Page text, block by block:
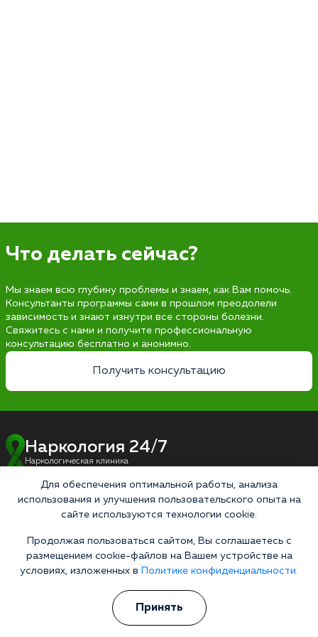
Что делать сейчас?
Мы знаем всю глубину проблемы и знаем, как Вам помочь.
Консультанты программы сами в прошлом преодолели
зависимость и знают изнутри все стороны болезни.
Свяжитесь с нами и получите профессиональную
консультацию бесплатно и анонимно.
Получить консультацию
Наркология 24/7
Наркологическая клиника
Лицензии
Для обеспечения оптимальной работы, анализа
использования и улучшения пользовательского опыта на
сайте используются технологии cookie.
Продолжая пользоваться сайтом, Вы соглашаетесь с
размещением cookie-файлов на Вашем устройстве на
условиях, изложенных в
Политике конфиденциальности.
Принять